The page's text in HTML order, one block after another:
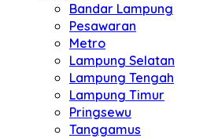
Bandar Lampung
Pesawaran
Metro
Lampung Selatan
Lampung Tengah
Lampung Timur
Pringsewu
Tanggamus